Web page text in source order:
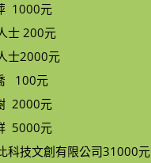
1000元
士 200元
士2000元
100元
2000元
5000元
科技文創有限公司31000元